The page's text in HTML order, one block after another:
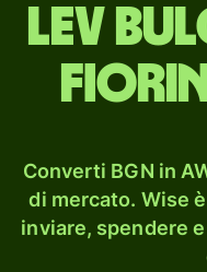
lev
Converti BGN in
di mercato. Wise
inviare, spendere